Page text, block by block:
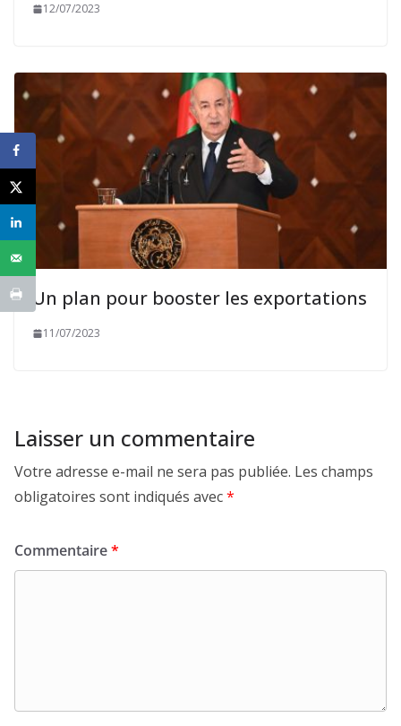
12/07/2023
Un plan pour booster les exportations
11/07/2023
Laisser un commentaire
Votre adresse e-mail ne sera pas publiée. Les champs
obligatoires sont indiqués avec*
Commentaire*